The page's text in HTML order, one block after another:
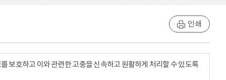
인쇄
보호하고 이와 관련한 고충을 신속하고 원활하게 처리할 수 있도록